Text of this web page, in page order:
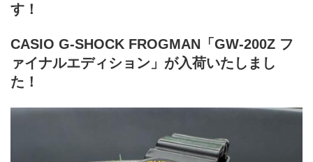
す！
CASIO G-SHOCK FROGMAN「GW-200Z フ
ァイナルエディション」が入荷いたしまし
た！